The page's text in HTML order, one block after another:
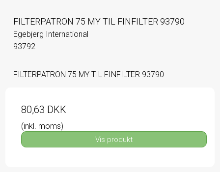
FILTERPATRON 75 MY TIL FINFILTER 93790
Egebjerg International
93792
FILTERPATRON 75 MY TIL FINFILTER 93790
80,63 DKK
(inkl. moms)
Vis produkt